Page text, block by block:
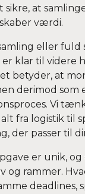
sikre, at
værdi.
eller fuld
klar til videre
betyder, at
derimod som
Vi
fra logistik til
der passer til
er unik,
og rammer.
deadlines,